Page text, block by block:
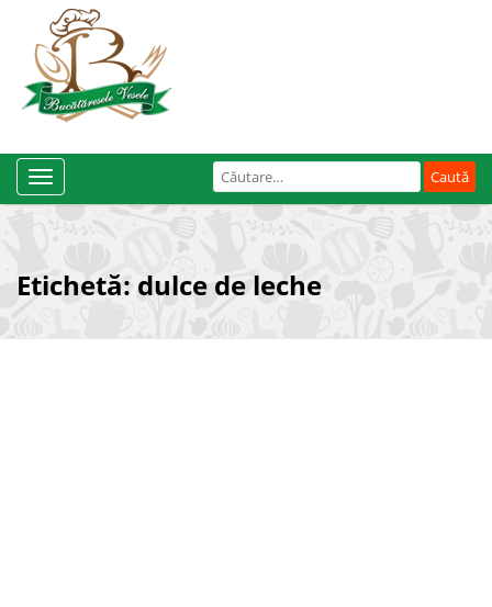
Caută
după:
Toggle
Navigation
Etichetă: dulce de leche